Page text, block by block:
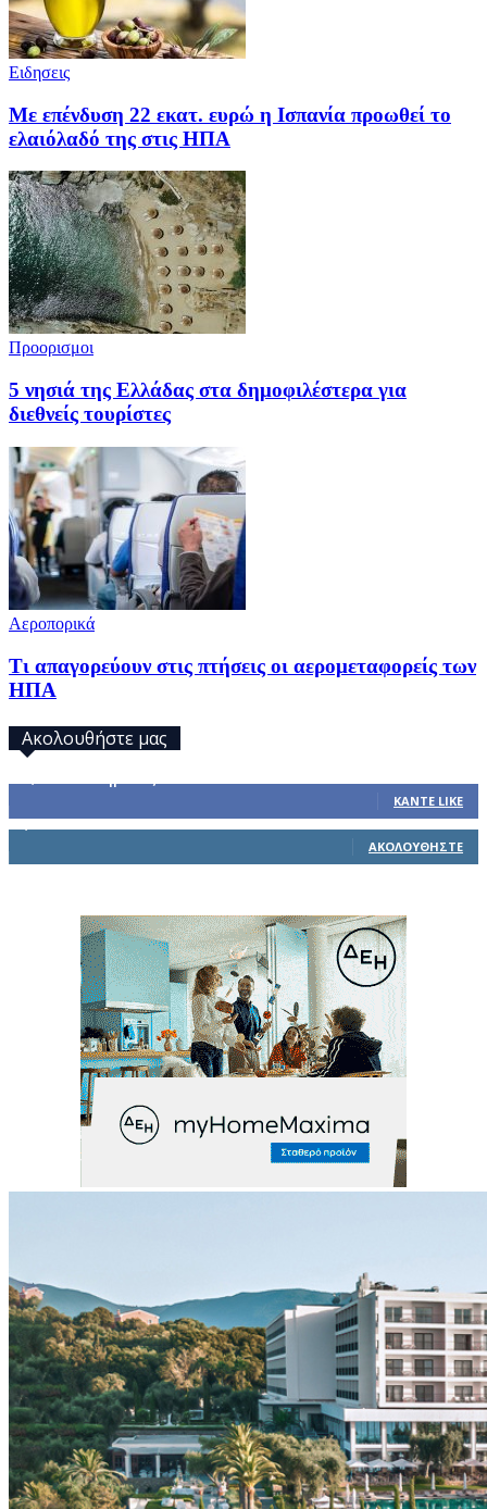
Ειδησεις
Με επένδυση 22 εκατ. ευρώ η Ισπανία προωθεί το
ελαιόλαδό της στις ΗΠΑ
Προορισμοι
5 νησιά της Ελλάδας στα δημοφιλέστερα για
διεθνείς τουρίστες
Αεροπορικά
Τι απαγορεύουν στις πτήσεις οι αερομεταφορείς των
ΗΠΑ
Ακολουθήστε μας
ΚΆΝΤΕ LIKE
ΑΚΟΛΟΥΘΉΣΤΕ